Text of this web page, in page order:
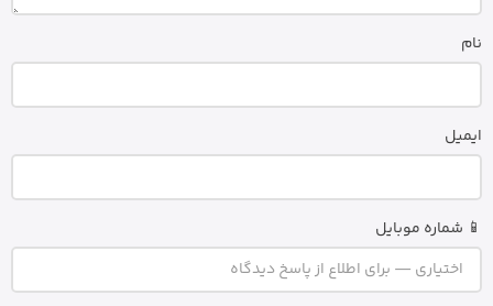
نام
ایمیل
📱 شماره موبایل